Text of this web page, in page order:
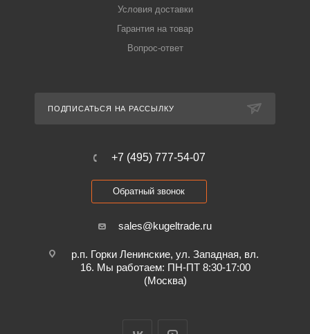
Условия доставки
Гарантия на товар
Вопрос-ответ
ПОДПИСАТЬСЯ НА РАССЫЛКУ
+7 (495) 777-54-07
Обратный звонок
sales@kugeltrade.ru
р.п. Горки Ленинские, ул. Западная, вл.
16. Мы работаем: ПН-ПТ 8:30-17:00
(Москва)